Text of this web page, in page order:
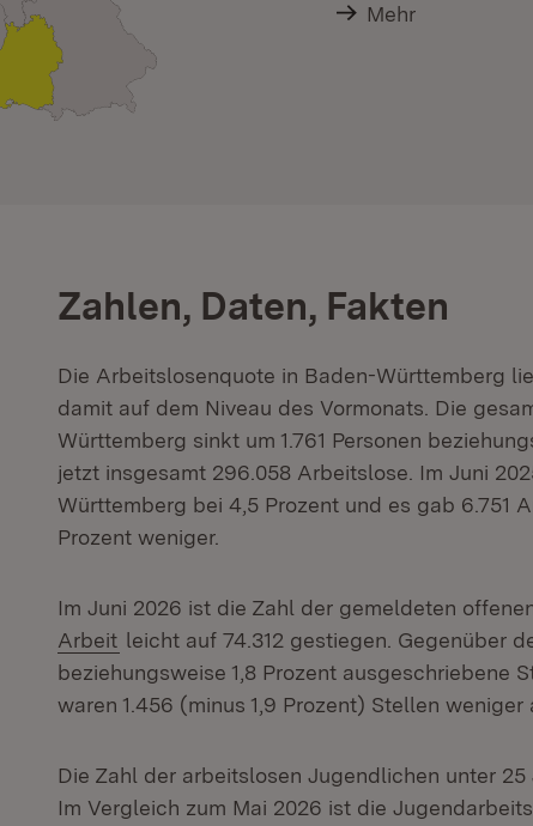
Mehr
Zahlen, Daten, Fakten
Die Arbeitslosenquote in Baden-Württemberg
damit auf dem Niveau des Vormonats. Die
Württemberg sinkt um 1.761 Personen
jetzt insgesamt 296.058 Arbeitslose. Im Juni
Württemberg bei 4,5 Prozent und es gab 6.751
Prozent weniger.
Im Juni 2026 ist die Zahl der gemeldeten
Arbeit (Öffnet in neuem Fenster)
leicht auf 74.312 gestiegen. Gegenüber
beziehungsweise 1,8 Prozent ausgeschriebene
waren 1.456 (minus 1,9 Prozent) Stellen weniger
Die Zahl der arbeitslosen Jugendlichen unter
Im Vergleich zum Mai 2026 ist die